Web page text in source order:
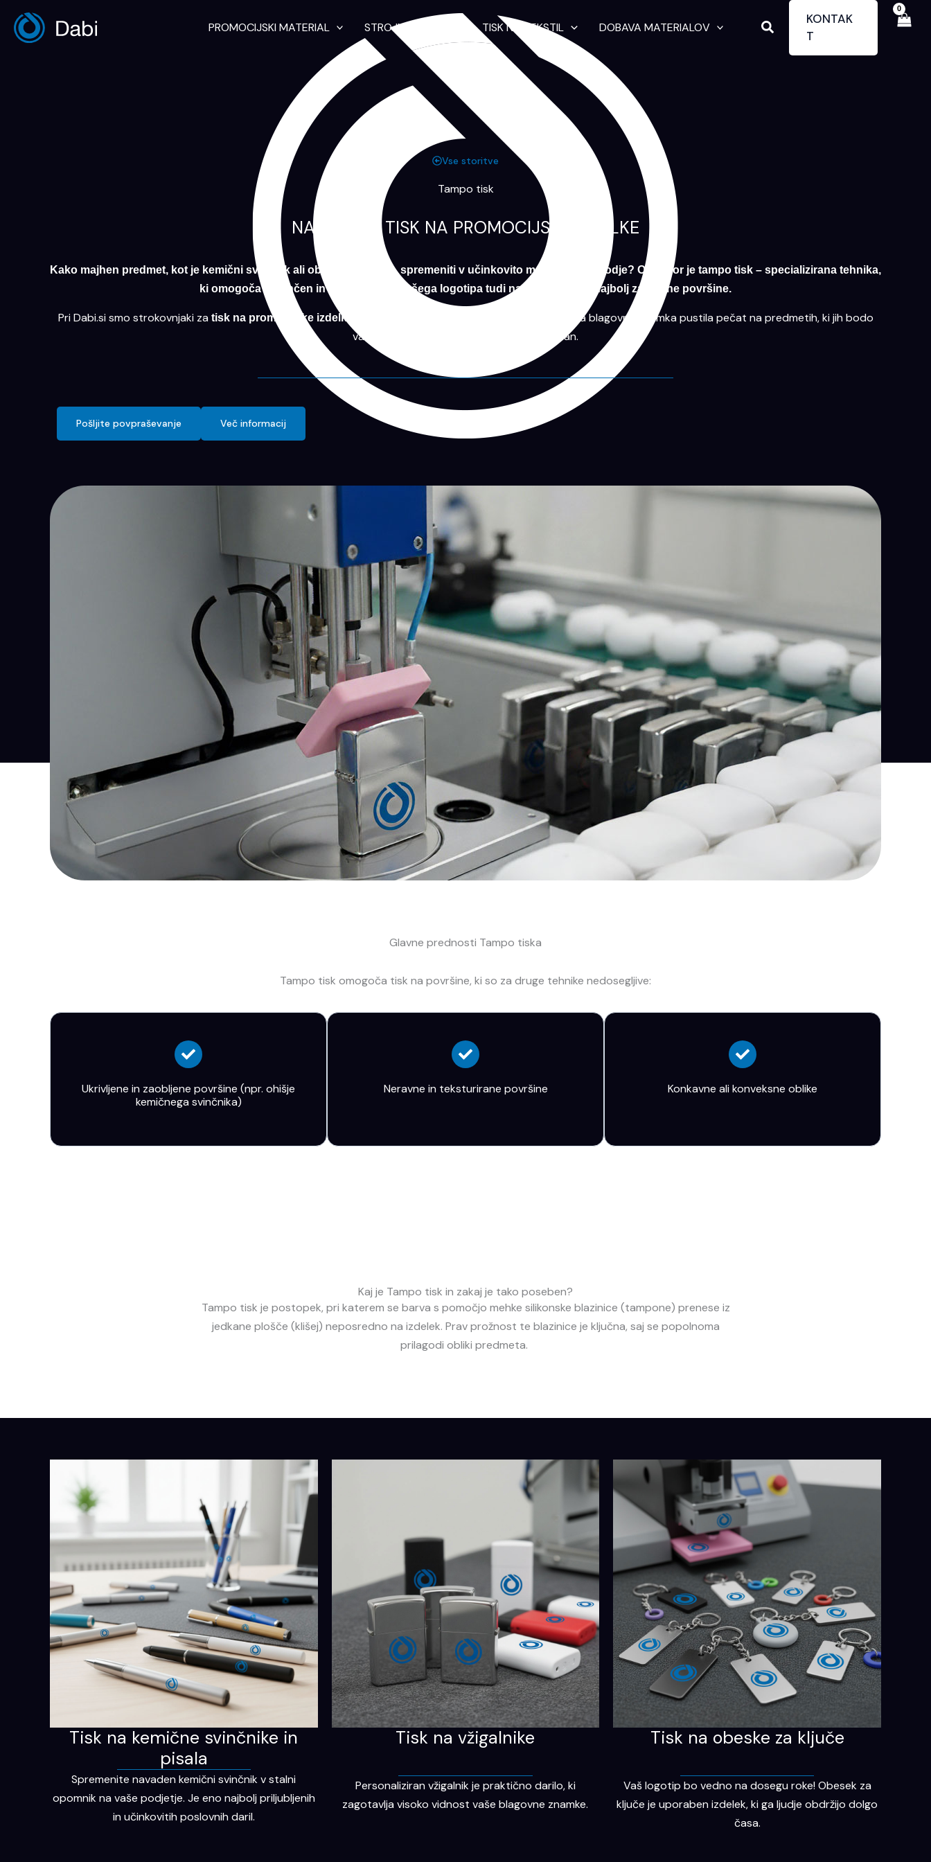
content
PROMOCIJSKI MATERIAL STROJNO VEZENJE TISK NA TEKSTIL DOBAVA MATERIALOV Search
KONTAK
T
Vse storitve
Tampo tisk
NATANČEN TISK NA PROMOCIJSKE IZDELKE
Kako majhen predmet, kot je kemični svinčnik ali obesek za ključe, spremeniti v učinkovito marketinško orodje? Odgovor je tampo tisk – specializirana tehnika,
ki omogoča natančen in obstojen tisk vašega logotipa tudi na najmanjše in najbolj zahtevne površine.
Pri Dabi.si smo strokovnjaki za tisk na promocijske izdelke
. S tehniko tampo tiska poskrbimo, da bo vaša blagovna znamka pustila pečat na predmetih, ki jih bodo
vaše stranke in partnerji uporabljali vsak dan.
Pošljite povpraševanje Več informacij
Glavne prednosti Tampo tiska
Tampo tisk omogoča tisk na površine, ki so za druge tehnike nedosegljive:
Ukrivljene in zaobljene površine (npr. ohišje
kemičnega svinčnika)
Neravne in teksturirane površine Konkavne ali konveksne oblike
Kaj je Tampo tisk in zakaj je tako poseben?
Tampo tisk je postopek, pri katerem se barva s pomočjo mehke silikonske blazinice (tampone) prenese iz
jedkane plošče (klišej) neposredno na izdelek. Prav prožnost te blazinice je ključna, saj se popolnoma
prilagodi obliki predmeta.
Tisk na kemične svinčnike in
pisala
Spremenite navaden kemični svinčnik v stalni
opomnik na vaše podjetje. Je eno najbolj priljubljenih
in učinkovitih poslovnih daril.
Tisk na vžigalnike
Personaliziran vžigalnik je praktično darilo, ki
zagotavlja visoko vidnost vaše blagovne znamke.
Tisk na obeske za ključe
Vaš logotip bo vedno na dosegu roke! Obesek za
ključe je uporaben izdelek, ki ga ljudje obdržijo dolgo
časa.